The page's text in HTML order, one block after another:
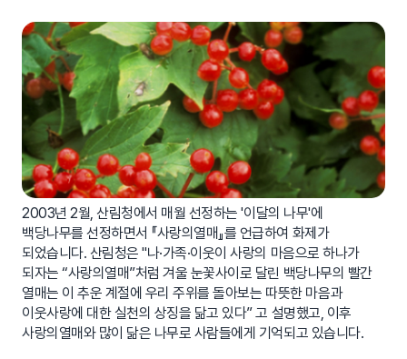
2003년 2월, 산림청에서 매월 선정하는 '이달의 나무'에
백당나무를 선정하면서 『사랑의열매』를 언급하여 화제가
되었습니다. 산림청은 "나·가족·이웃이 사랑의 마음으로 하나가
되자는 “사랑의열매”처럼 겨울 눈꽃사이로 달린 백당나무의 빨간
열매는 이 추운 계절에 우리 주위를 돌아보는 따뜻한 마음과
이웃사랑에 대한 실천의 상징을 닮고 있다” 고 설명했고, 이후
사랑의열매와 많이 닮은 나무로 사람들에게 기억되고 있습니다.